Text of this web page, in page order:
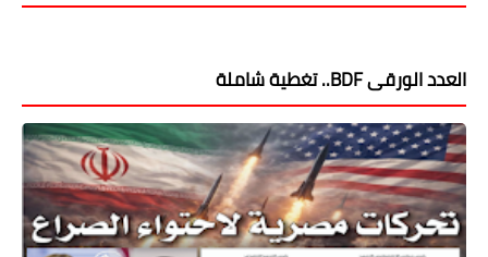
العدد الورقى BDF.. تغطية شاملة